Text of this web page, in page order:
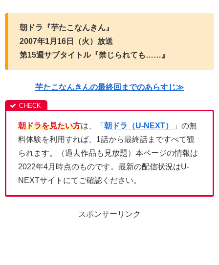
朝ドラ『芋たこなんきん』
2007年1月16日（火）放送
第15週サブタイトル『禁じられても……』
芋たこなんきんの最終回までのあらすじ≫
朝ドラを見たい方は、「 朝ドラ（U-NEXT）
」の無
料体験を利用すれば、1話から最終話まですべて観
られます。（過去作品も見放題）本ページの情報は
2022年4月時点のものです。最新の配信状況はU-
NEXTサイトにてご確認ください。
スポンサーリンク